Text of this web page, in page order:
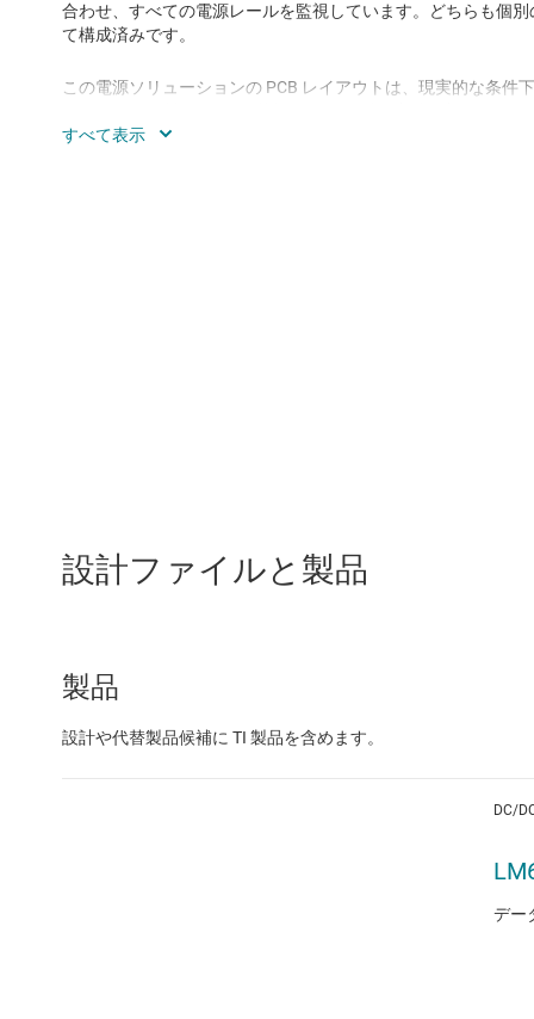
合わせ、すべての電源レールを監視しています。どちらも個
て構成済みです。
この電源ソリューションの PCB レイアウトは、現実的な条件
にできる限り近い状態に維持しました。
設計ファイルと製品
製品
設計や代替製品候補に TI 製品を含めます。
DC/
デー